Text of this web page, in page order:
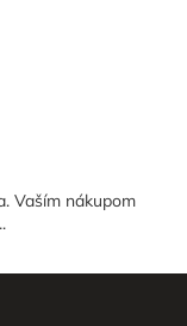
Vaším nákupom